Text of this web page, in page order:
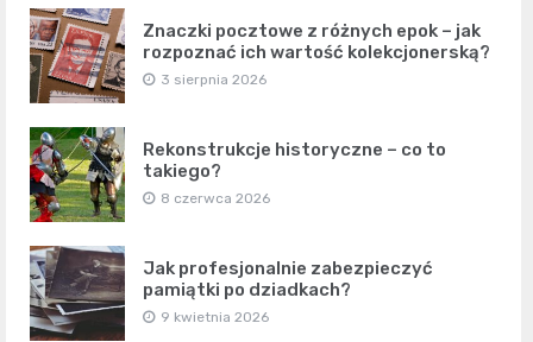
Znaczki pocztowe z różnych epok – jak
rozpoznać ich wartość kolekcjonerską?
3 sierpnia 2026
Rekonstrukcje historyczne – co to
takiego?
8 czerwca 2026
Jak profesjonalnie zabezpieczyć
pamiątki po dziadkach?
9 kwietnia 2026